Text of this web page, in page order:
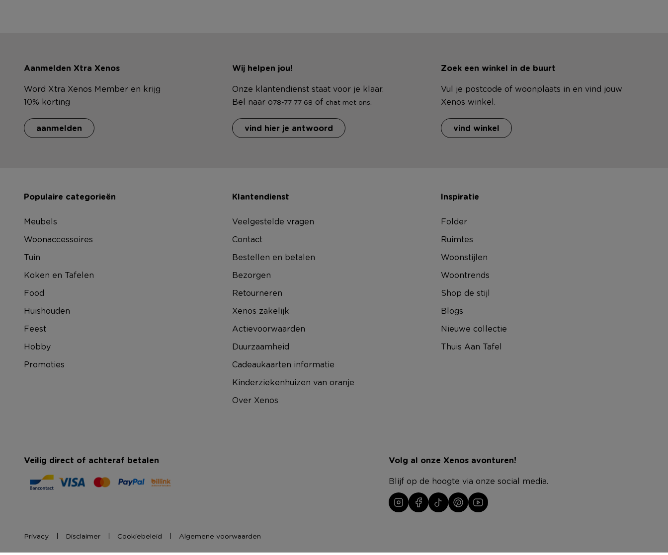
Aanmelden Xtra Xenos
Word Xtra Xenos Member en krijg
10% korting
aanmelden
Wij helpen jou!
Onze klantendienst staat voor je klaar.
Bel naar 078-77 77 68 of chat met ons.
vind hier je antwoord
Zoek een winkel in de buurt
Vul je postcode of woonplaats in en vind jouw
Xenos winkel.
vind winkel
Populaire categorieën
Meubels
Woonaccessoires
Tuin
Koken en Tafelen
Food
Huishouden
Feest
Hobby
Promoties
Klantendienst
Veelgestelde vragen
Contact
Bestellen en betalen
Bezorgen
Retourneren
Xenos zakelijk
Actievoorwaarden
Duurzaamheid
Cadeaukaarten informatie
Kinderziekenhuizen van oranje
Over Xenos
Inspiratie
Folder
Ruimtes
Woonstijlen
Woontrends
Shop de stijl
Blogs
Nieuwe collectie
Thuis Aan Tafel
Veilig direct of achteraf betalen Volg al onze Xenos avonturen!
Blijf op de hoogte via onze social media.
Privacy Disclaimer Cookiebeleid Algemene voorwaarden